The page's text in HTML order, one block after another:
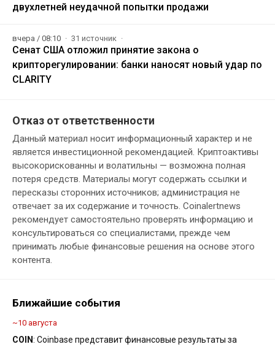
двухлетней неудачной попытки продажи
вчера / 08:10 31 источник
Сенат США отложил принятие закона о
крипторегулировании: банки наносят новый удар по
CLARITY
Отказ от ответственности
Данный материал носит информационный характер и не
является инвестиционной рекомендацией. Криптоактивы
высокорискованны и волатильны — возможна полная
потеря средств. Материалы могут содержать ссылки и
пересказы сторонних источников; администрация не
отвечает за их содержание и точность. Coinalertnews
рекомендует самостоятельно проверять информацию и
консультироваться со специалистами, прежде чем
принимать любые финансовые решения на основе этого
контента.
Ближайшие события
~10 августа
COIN: Coinbase представит финансовые результаты за